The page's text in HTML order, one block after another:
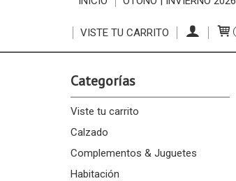
VISTE TU CARRITO
Categorías
Viste tu carrito
Calzado
Complementos & Juguetes
Habitación